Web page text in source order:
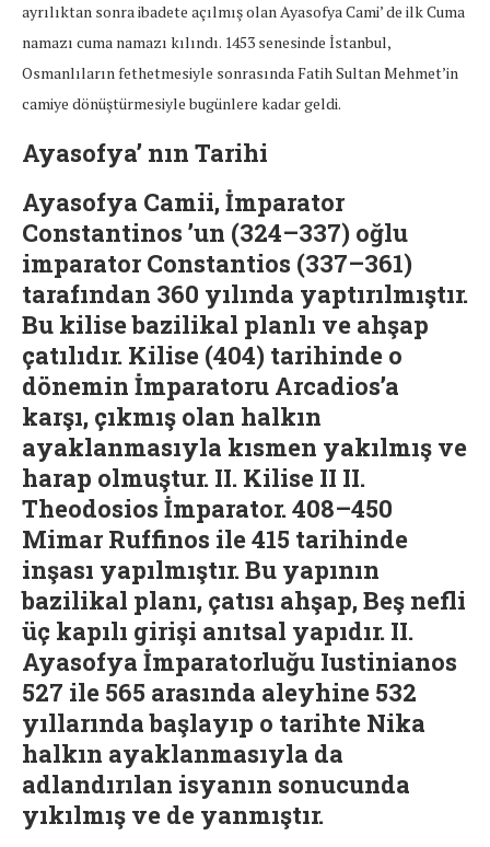
ayrılıktan sonra ibadete açılmış olan Ayasofya Cami’ de ilk Cuma
namazı cuma namazı kılındı. 1453 senesinde İstanbul,
Osmanlıların fethetmesiyle sonrasında Fatih Sultan Mehmet’in
camiye dönüştürmesiyle bugünlere kadar geldi.
Ayasofya’ nın Tarihi
Ayasofya Camii, İmparator
Constantinos ’un (324–337) oğlu
imparator Constantios (337–361)
tarafından 360 yılında yaptırılmıştır.
Bu kilise bazilikal planlı ve ahşap
çatılıdır. Kilise (404) tarihinde o
dönemin İmparatoru Arcadios’a
karşı, çıkmış olan halkın
ayaklanmasıyla kısmen yakılmış ve
harap olmuştur. II. Kilise II II.
Theodosios İmparator. 408–450
Mimar Ruffinos ile 415 tarihinde
inşası yapılmıştır. Bu yapının
bazilikal planı, çatısı ahşap, Beş nefli
üç kapılı girişi anıtsal yapıdır. II.
Ayasofya İmparatorluğu Iustinianos
527 ile 565 arasında aleyhine 532
yıllarında başlayıp o tarihte Nika
halkın ayaklanmasıyla da
adlandırılan isyanın sonucunda
yıkılmış ve de yanmıştır.